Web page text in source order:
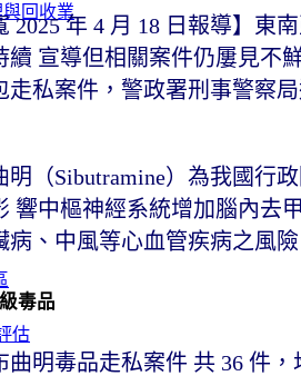
回收業
估
2025 年 4 月 18 日報導】東
續 宣導但相關案件仍屢見不
走私案件，警政署刑事警察
（Sibutramine）為我國行
響中樞神經系統增加腦內去
病、中風等心血管疾病之風
毒品
曲明毒品走私案件 共 36 件